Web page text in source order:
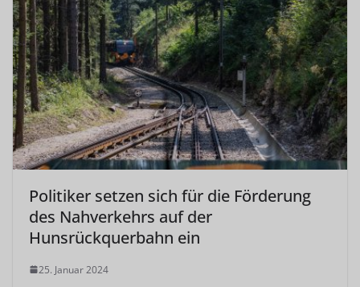
Politiker setzen sich für die Förderung
des Nahverkehrs auf der
Hunsrückquerbahn ein
25. Januar 2024